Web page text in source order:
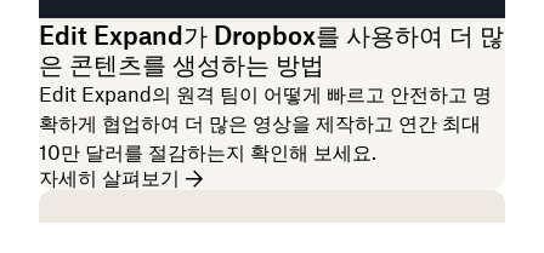
Edit Expand가 Dropbox를 사용하여 더 많
은 콘텐츠를 생성하는 방법
Edit Expand의 원격 팀이 어떻게 빠르고 안전하고 명
확하게 협업하여 더 많은 영상을 제작하고 연간 최대
10만 달러를 절감하는지 확인해 보세요.
자세히 살펴보기